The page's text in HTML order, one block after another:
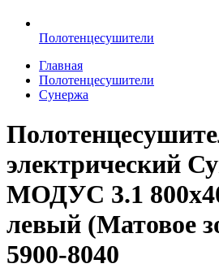
Полотенцесушители
Главная
Полотенцесушители
Сунержа
электрический
МОДУС 3.1
левый (Матовое
5900-8040